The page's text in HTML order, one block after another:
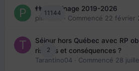
11144
👬 Parrainage 2019-2026
piinoush
· Commencé 22 février
2
Séjour hors Québec avec RP
risques et conséquences ?
Tarantino04 · Commencé 28